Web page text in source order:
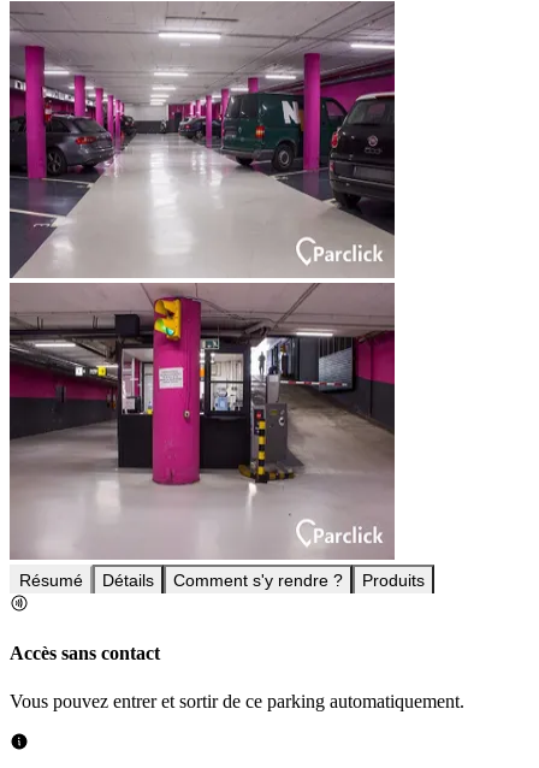
Résumé Détails Comment s'y rendre ? Produits
Accès sans contact
Vous pouvez entrer et sortir de ce parking automatiquement.